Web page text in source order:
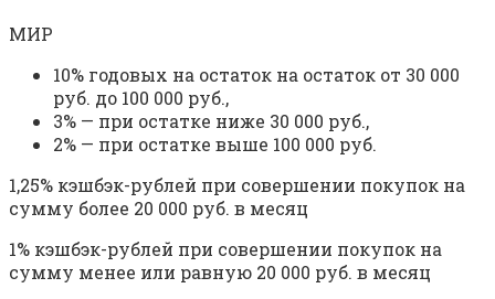
МИР
10% годовых на остаток на остаток от 30 000
руб. до 100 000 руб.,
3% — при остатке ниже 30 000 руб.,
2% — при остатке выше 100 000 руб.
1,25% кэшбэк-рублей при совершении покупок на
сумму более 20 000 руб. в месяц
1% кэшбэк-рублей при совершении покупок на
сумму менее или равную 20 000 руб. в месяц